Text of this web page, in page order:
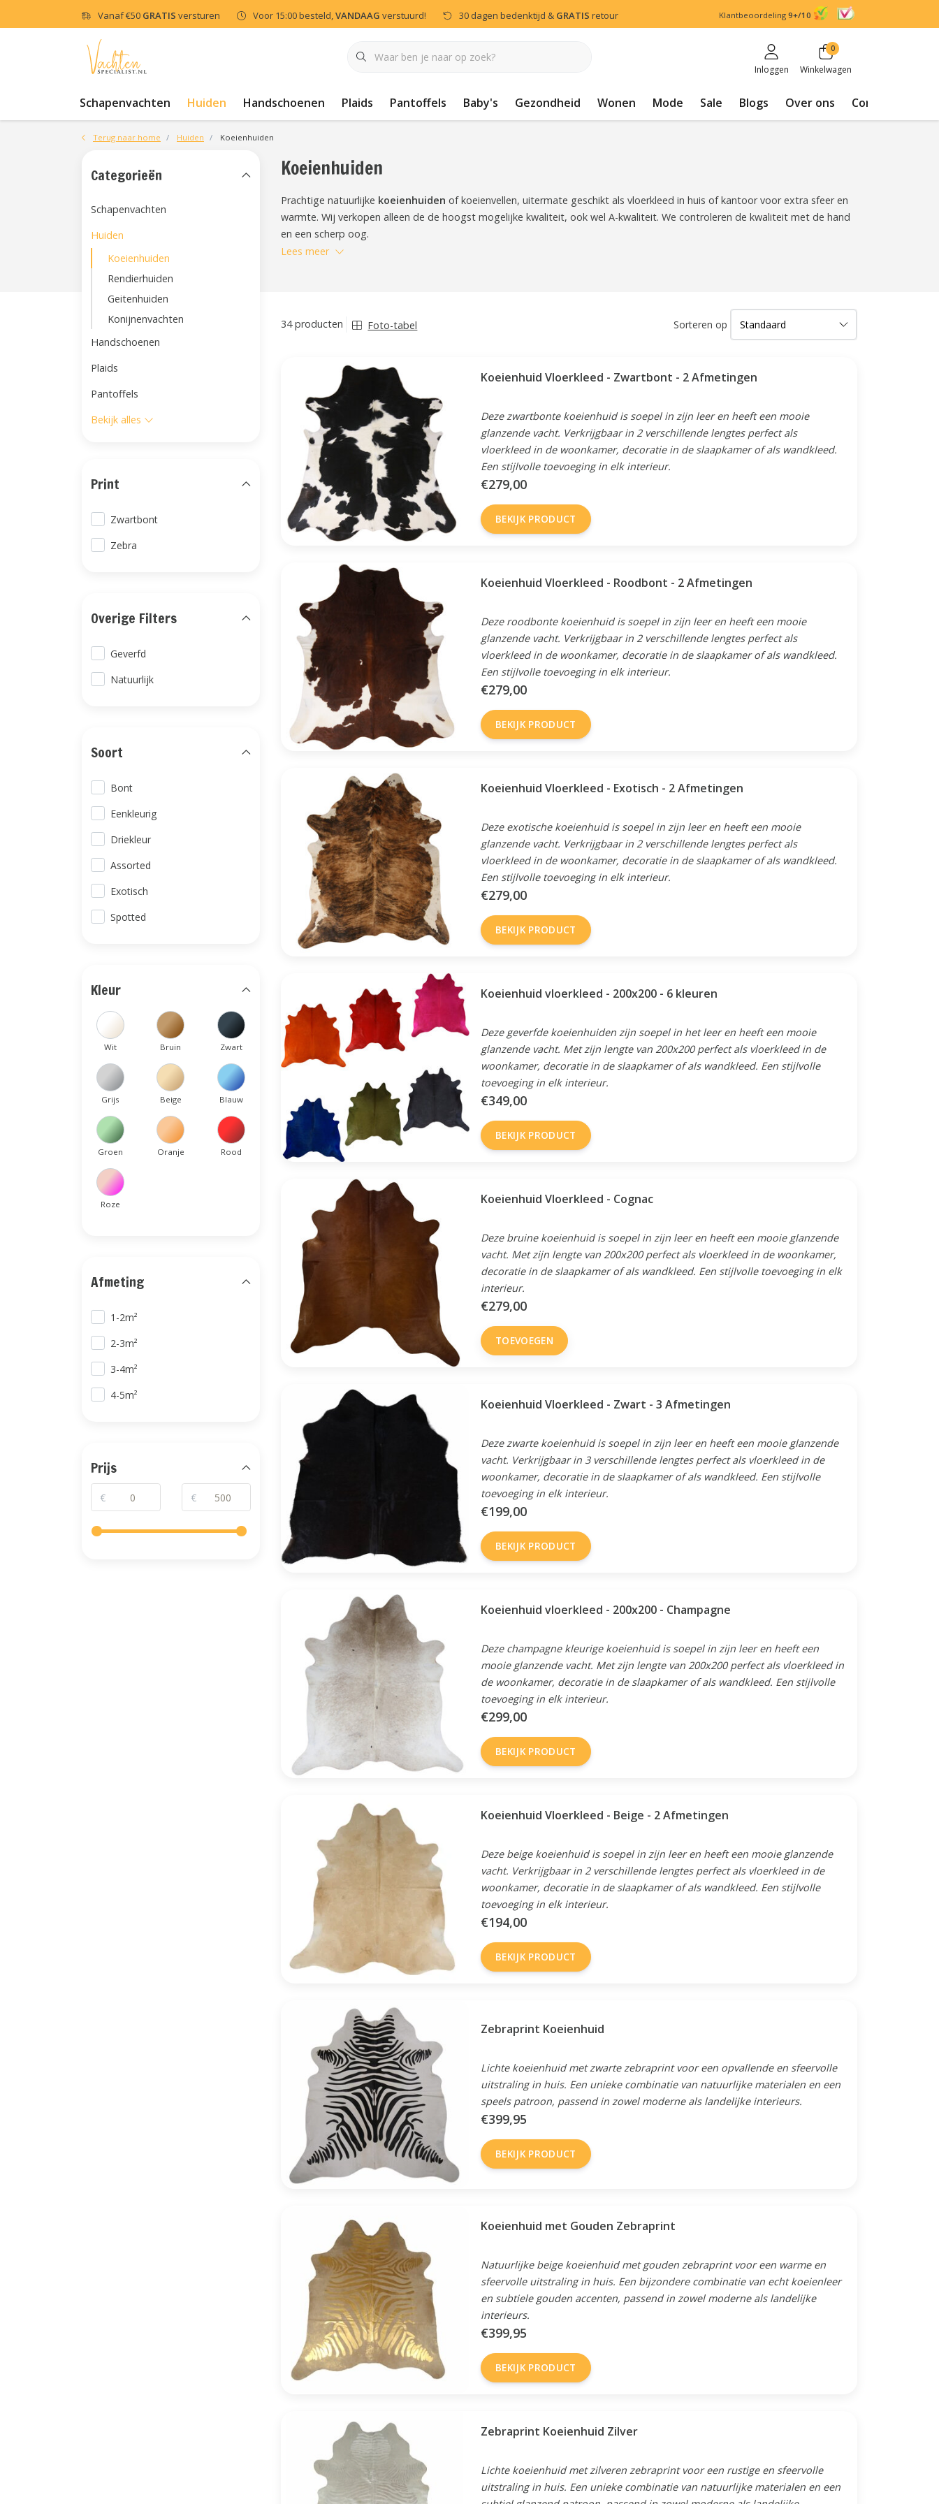
Vanaf€50 GRATIS versturen Voor 15:00 besteld,VANDAAG verstuurd! 30 dagen bedenktijd & GRATIS retour Klantbeoordeling 9+/10
Inloggen
0
Winkelwagen
Schapenvachten Huiden Handschoenen Plaids Pantoffels Baby's Gezondheid Wonen Mode Sale Blogs Over ons Contact
Terug naar home Huiden Koeienhuiden
Koeienhuiden
Prachtige natuurlijke koeienhuiden of koeienvellen, uitermate geschikt als vloerkleed in huis of kantoor voor extra sfeer en
warmte. Wij verkopen alleen de de hoogst mogelijke kwaliteit, ook wel A-kwaliteit. We controleren de kwaliteit met de hand
en een scherp oog.
Lees meer
34 producten Foto-tabel Sorteren op
Koeienhuid Vloerkleed - Zwartbont - 2 Afmetingen
Deze zwartbonte koeienhuid is soepel in zijn leer en heeft een mooie
glanzende vacht. Verkrijgbaar in 2 verschillende lengtes perfect als
vloerkleed in de woonkamer, decoratie in de slaapkamer of als wandkleed.
Een stijlvolle toevoeging in elk interieur.
€279,00
BEKIJK PRODUCT
Koeienhuid Vloerkleed - Roodbont - 2 Afmetingen
Deze roodbonte koeienhuid is soepel in zijn leer en heeft een mooie
glanzende vacht. Verkrijgbaar in 2 verschillende lengtes perfect als
vloerkleed in de woonkamer, decoratie in de slaapkamer of als wandkleed.
Een stijlvolle toevoeging in elk interieur.
€279,00
BEKIJK PRODUCT
Koeienhuid Vloerkleed - Exotisch - 2 Afmetingen
Deze exotische koeienhuid is soepel in zijn leer en heeft een mooie
glanzende vacht. Verkrijgbaar in 2 verschillende lengtes perfect als
vloerkleed in de woonkamer, decoratie in de slaapkamer of als wandkleed.
Een stijlvolle toevoeging in elk interieur.
€279,00
BEKIJK PRODUCT
Koeienhuid vloerkleed - 200x200 - 6 kleuren
Deze geverfde koeienhuiden zijn soepel in het leer en heeft een mooie
glanzende vacht. Met zijn lengte van 200x200 perfect als vloerkleed in de
woonkamer, decoratie in de slaapkamer of als wandkleed. Een stijlvolle
toevoeging in elk interieur.
€349,00
BEKIJK PRODUCT
Koeienhuid Vloerkleed - Cognac
Deze bruine koeienhuid is soepel in zijn leer en heeft een mooie glanzende
vacht. Met zijn lengte van 200x200 perfect als vloerkleed in de woonkamer,
decoratie in de slaapkamer of als wandkleed. Een stijlvolle toevoeging in elk
interieur.
€279,00
TOEVOEGEN
Koeienhuid Vloerkleed - Zwart - 3 Afmetingen
Deze zwarte koeienhuid is soepel in zijn leer en heeft een mooie glanzende
vacht. Verkrijgbaar in 3 verschillende lengtes perfect als vloerkleed in de
woonkamer, decoratie in de slaapkamer of als wandkleed. Een stijlvolle
toevoeging in elk interieur.
€199,00
BEKIJK PRODUCT
Koeienhuid vloerkleed - 200x200 - Champagne
Deze champagne kleurige koeienhuid is soepel in zijn leer en heeft een
mooie glanzende vacht. Met zijn lengte van 200x200 perfect als vloerkleed in
de woonkamer, decoratie in de slaapkamer of als wandkleed. Een stijlvolle
toevoeging in elk interieur.
€299,00
BEKIJK PRODUCT
Koeienhuid Vloerkleed - Beige - 2 Afmetingen
Deze beige koeienhuid is soepel in zijn leer en heeft een mooie glanzende
vacht. Verkrijgbaar in 2 verschillende lengtes perfect als vloerkleed in de
woonkamer, decoratie in de slaapkamer of als wandkleed. Een stijlvolle
toevoeging in elk interieur.
€194,00
BEKIJK PRODUCT
Zebraprint Koeienhuid
Lichte koeienhuid met zwarte zebraprint voor een opvallende en sfeervolle
uitstraling in huis. Een unieke combinatie van natuurlijke materialen en een
speels patroon, passend in zowel moderne als landelijke interieurs.
€399,95
BEKIJK PRODUCT
Koeienhuid met Gouden Zebraprint
Natuurlijke beige koeienhuid met gouden zebraprint voor een warme en
sfeervolle uitstraling in huis. Een bijzondere combinatie van echt koeienleer
en subtiele gouden accenten, passend in zowel moderne als landelijke
interieurs.
€399,95
BEKIJK PRODUCT
Zebraprint Koeienhuid Zilver
Lichte koeienhuid met zilveren zebraprint voor een rustige en sfeervolle
uitstraling in huis. Een unieke combinatie van natuurlijke materialen en een
Categorieën
Schapenvachten
Huiden
Koeienhuiden
Rendierhuiden
Geitenhuiden
Konijnenvachten
Handschoenen
Plaids
Pantoffels
Bekijk alles
Print
Zwartbont
Zebra
Overige Filters
Geverfd
Natuurlijk
Soort
Bont
Eenkleurig
Driekleur
Assorted
Exotisch
Spotted
Kleur
Wit Bruin Zwart
Grijs Beige Blauw
Groen Oranje Rood
Roze
Afmeting
1-2m²
2-3m²
3-4m²
4-5m²
Prijs
€ €